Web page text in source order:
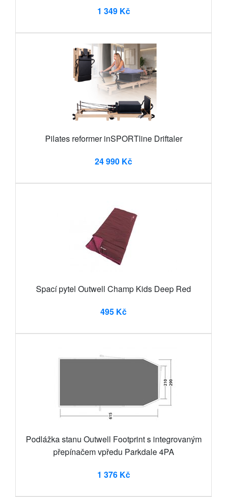
1 349 Kč
Pilates reformer inSPORTline Driftaler
24 990 Kč
Spací pytel Outwell Champ Kids Deep Red
495 Kč
Podlážka stanu Outwell Footprint s integrovaným
přepínačem vpředu Parkdale 4PA
1 376 Kč